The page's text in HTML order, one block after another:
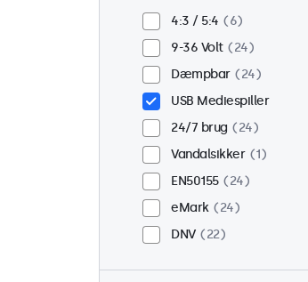
4:3 / 5:4
6
9-36 Volt
24
Dæmpbar
24
USB Mediespiller
24/7 brug
24
Vandalsikker
1
EN50155
24
eMark
24
DNV
22